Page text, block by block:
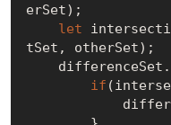
erSet);
let
tSet, otherSet);
if